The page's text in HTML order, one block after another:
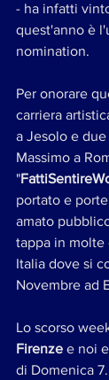
- ha infatti
quest'anno è
nomination.
Per onorare
carriera
a Jesolo e
Massimo a
"
portato e
amato
tappa in molte
Italia dove si
Novembre ad
Lo scorso
Firenze e noi
di Domenica 7.